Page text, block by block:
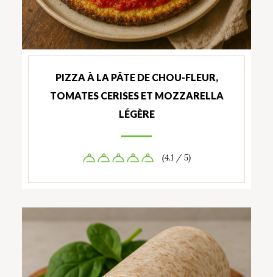
PIZZA À LA PÂTE DE CHOU-FLEUR,
TOMATES CERISES ET MOZZARELLA
LÉGÈRE
(4.1 / 5)